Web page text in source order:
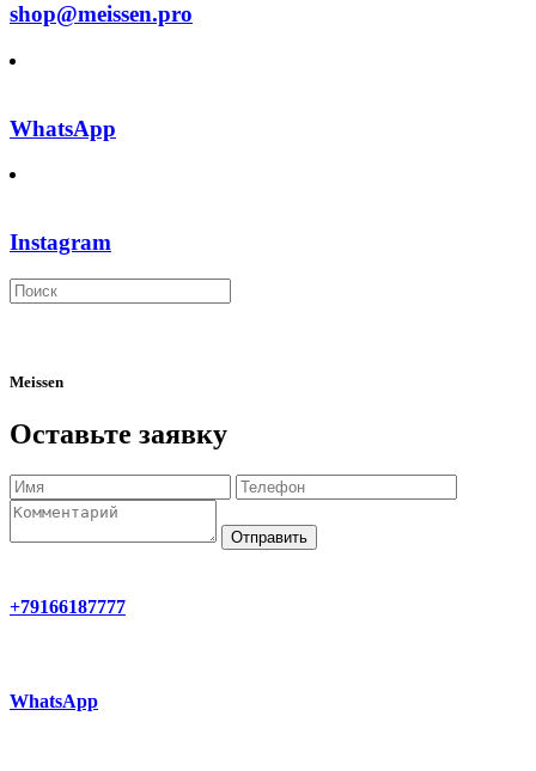
shop@meissen.pro
WhatsApp
Instagram
Meissen
Оставьте заявку
Отправить
+79166187777
WhatsApp